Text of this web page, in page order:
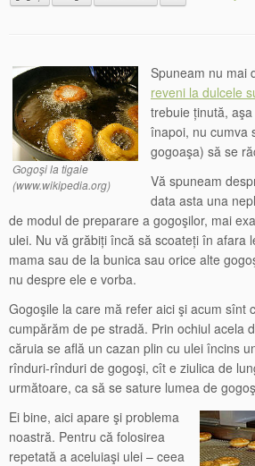
Gogoşi la tigaie
(www.wikipedia.org)
Spuneam nu mai
reveni la dulcele
trebuie ținută,
înapoi, nu cumva
gogoaşa) să se
Vă spuneam
data asta una
de modul de preparare a gogoşilor, mai
ulei. Nu vă grăbiți încă să scoateți în afara
mama sau de la bunica sau orice alte
nu despre ele e vorba.
Gogoşile la care mă refer aici şi acum sînt
cumpărăm de pe stradă. Prin ochiul acela
căruia se află un cazan plin cu ulei încins
rînduri-rînduri de gogoşi, cît e ziulica de
următoare, ca să se sature lumea de
Ei bine, aici apare şi problema
noastră. Pentru că folosirea
repetată a aceluiaşi ulei – ceea